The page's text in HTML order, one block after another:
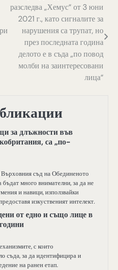
разследва „Хемус“ от 3 юни
2021 г., като сигналите за
нарушения са трупат, но
през последната година
делото е в съда „по повод
молби на заинтересовани
лица“
за длъжности във
са „по-
съд на Обединеното
бъдат много внимателни, за да не
и навици, използвайки
изкуственият интелект.
от едно и също лице в
с които
съда, за да идентифицира и
на ранен етап.